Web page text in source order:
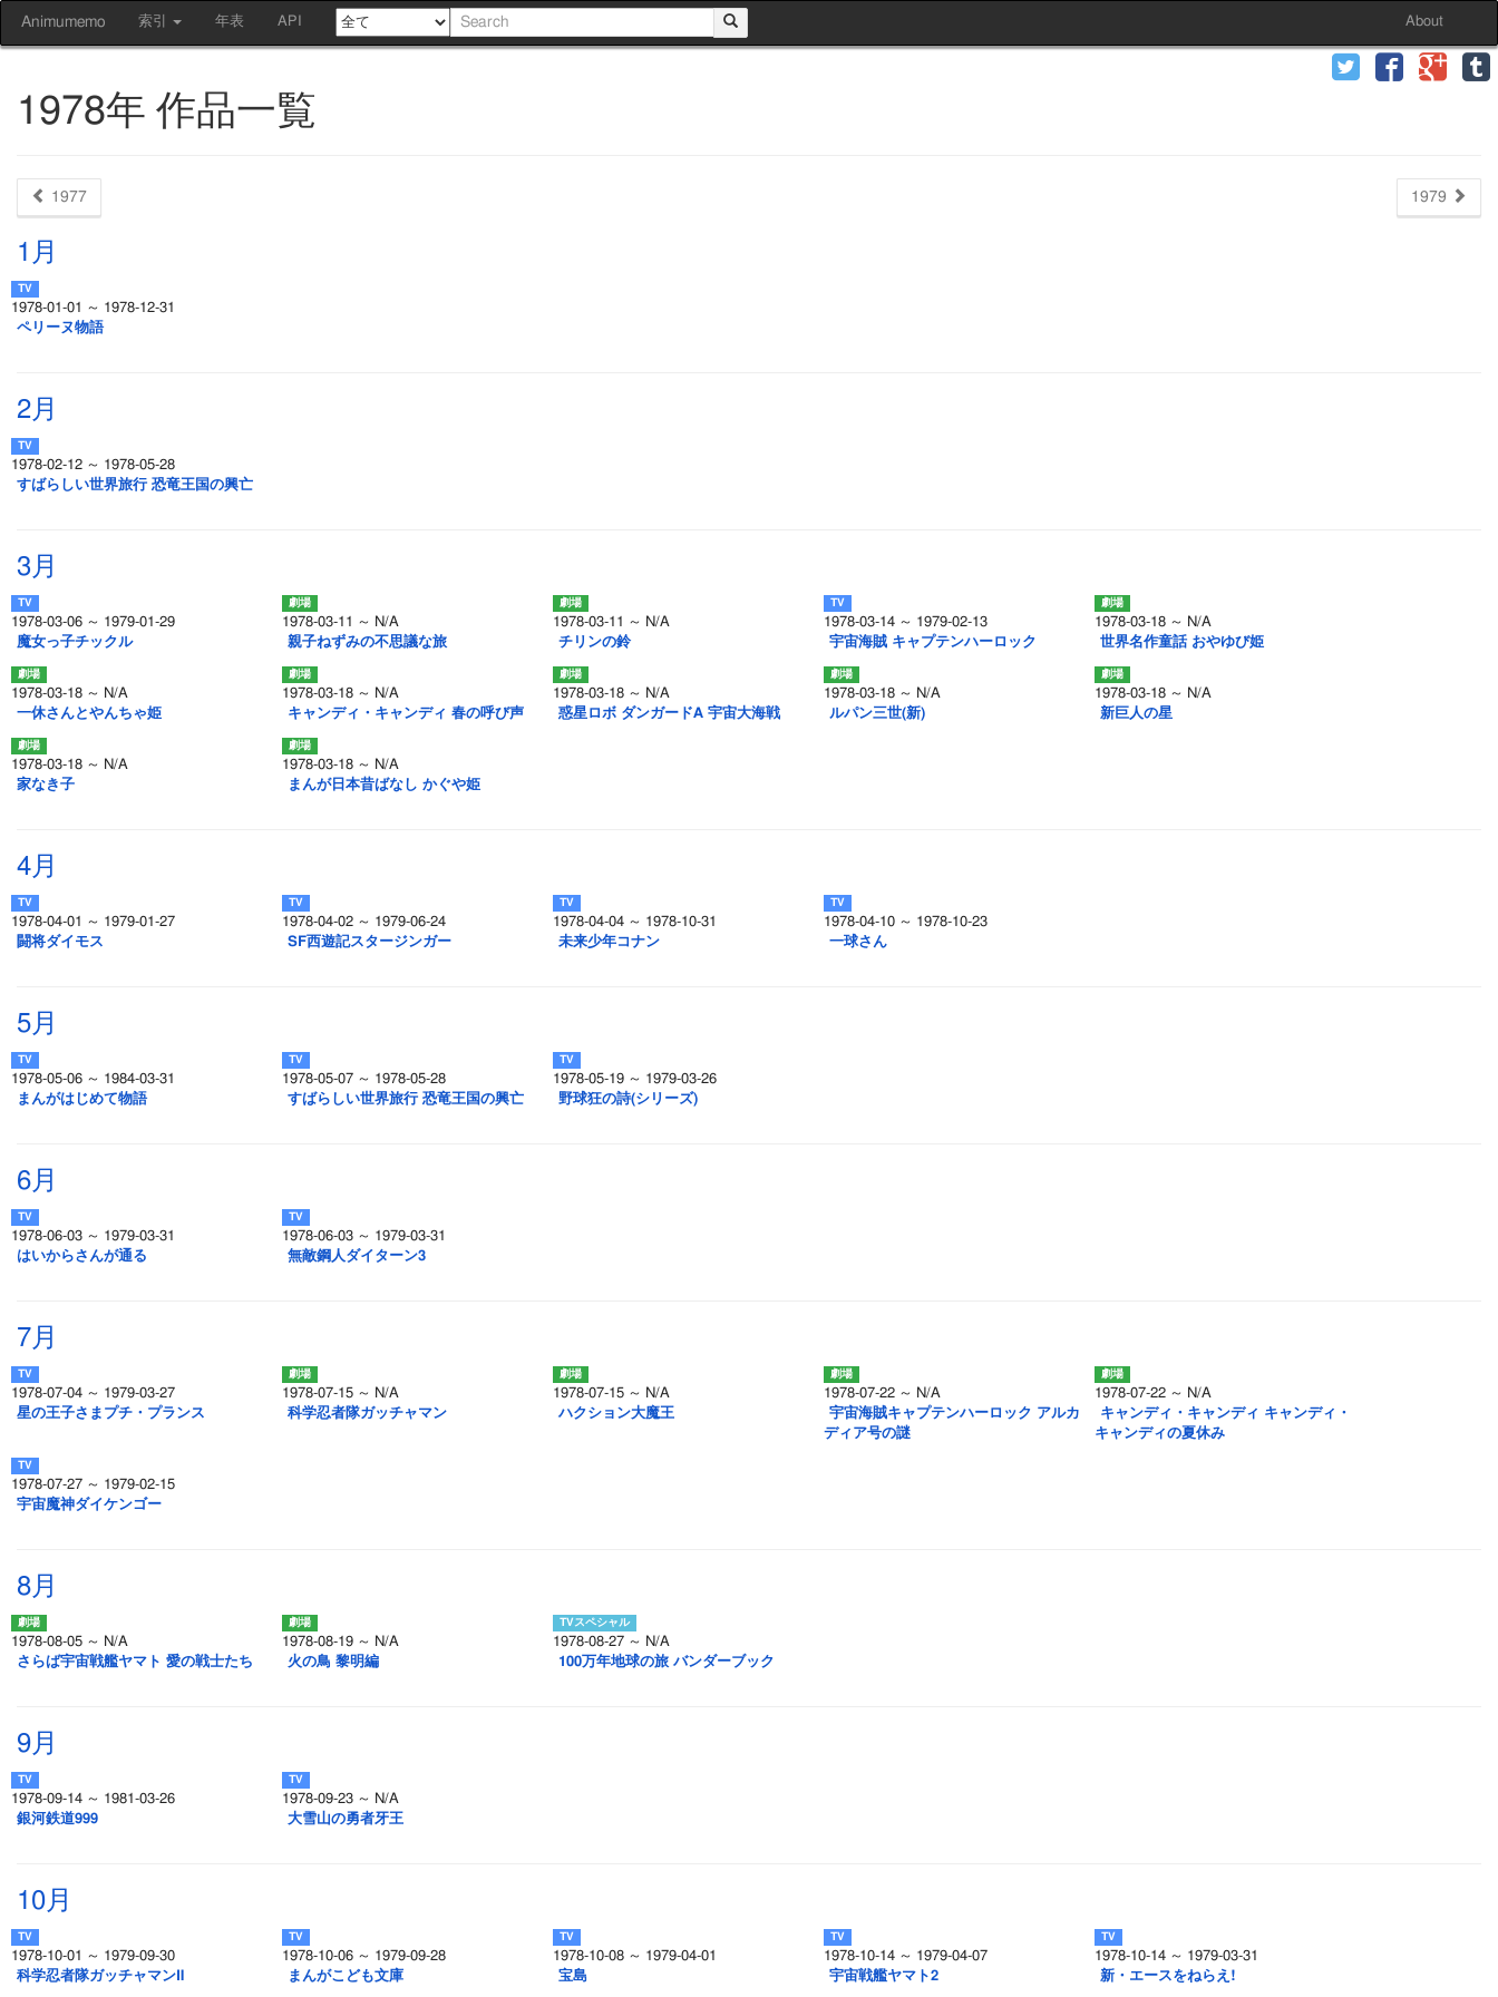
Animumemo 索引 年表 API About
1978年 作品一覧
1977 1979
1月
1978-01-01 ～ 1978-12-31
ペリーヌ物語
2月
1978-02-12 ～ 1978-05-28
すばらしい世界旅行 恐竜王国の興亡
3月
1978-03-06 ～ 1979-01-29
魔女っ子チックル
1978-03-11 ～ N/A
親子ねずみの不思議な旅
1978-03-11 ～ N/A
チリンの鈴
1978-03-14 ～ 1979-02-13
宇宙海賊 キャプテンハーロック
1978-03-18 ～ N/A
世界名作童話 おやゆび姫
1978-03-18 ～ N/A
一休さんとやんちゃ姫
1978-03-18 ～ N/A
キャンディ・キャンディ 春の呼び声
1978-03-18 ～ N/A
惑星ロボ ダンガードA 宇宙大海戦
1978-03-18 ～ N/A
ルパン三世(新)
1978-03-18 ～ N/A
新巨人の星
1978-03-18 ～ N/A
家なき子
1978-03-18 ～ N/A
まんが日本昔ばなし かぐや姫
4月
1978-04-01 ～ 1979-01-27
闘将ダイモス
1978-04-02 ～ 1979-06-24
SF西遊記スタージンガー
1978-04-04 ～ 1978-10-31
未来少年コナン
1978-04-10 ～ 1978-10-23
一球さん
5月
1978-05-06 ～ 1984-03-31
まんがはじめて物語
1978-05-07 ～ 1978-05-28
すばらしい世界旅行 恐竜王国の興亡
1978-05-19 ～ 1979-03-26
野球狂の詩(シリーズ)
6月
1978-06-03 ～ 1979-03-31
はいからさんが通る
1978-06-03 ～ 1979-03-31
無敵鋼人ダイターン3
7月
1978-07-04 ～ 1979-03-27
星の王子さまプチ・プランス
1978-07-15 ～ N/A
科学忍者隊ガッチャマン
1978-07-15 ～ N/A
ハクション大魔王
1978-07-22 ～ N/A
宇宙海賊キャプテンハーロック アルカ
ディア号の謎
1978-07-22 ～ N/A
キャンディ・キャンディ キャンディ・
キャンディの夏休み
1978-07-27 ～ 1979-02-15
宇宙魔神ダイケンゴー
8月
1978-08-05 ～ N/A
さらば宇宙戦艦ヤマト 愛の戦士たち
1978-08-19 ～ N/A
火の鳥 黎明編
1978-08-27 ～ N/A
100万年地球の旅 バンダーブック
9月
1978-09-14 ～ 1981-03-26
銀河鉄道999
1978-09-23 ～ N/A
大雪山の勇者牙王
10月
1978-10-01 ～ 1979-09-30
科学忍者隊ガッチャマンⅡ
1978-10-06 ～ 1979-09-28
まんがこども文庫
1978-10-08 ～ 1979-04-01
宝島
1978-10-14 ～ 1979-04-07
宇宙戦艦ヤマト2
1978-10-14 ～ 1979-03-31
新・エースをねらえ!